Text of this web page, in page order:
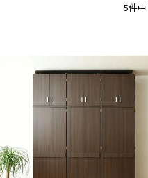
5件中